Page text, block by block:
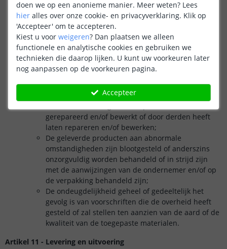
geschiktheid van de producten voor elke individuele
toepassing door de consument, noch voor eventuele
adviezen ten aanzien van het gebruik of de toepassing
van de producten.
De ondernemer is nimmer aansprakelijk voor indirecte
schade en/of gevolgschade door een defect product. De
aansprakelijkheid van de ondernemer gaat nooit verder
dan het bepaalde in deze algemene voorwaarden.
De garantie geldt niet indien:
gerepareerd en/of bewerkt of door derden heeft
laten repareren en/of bewerken;
De geleverde producten aan abnormale
omstandigheden zijn blootgesteld of anderszins
onzorgvuldig worden behandeld of in strijd zijn
met de aanwijzingen van de ondernemer en/of op
de verpakking behandeld zijn;
De ondeugdelijkheid geheel of gedeeltelijk het
gevolg is van voorschriften die de overheid heeft
gesteld of zal stellen ten aanzien van de aard of de
kwaliteit van de toegepaste materialen.
Artikel 11 - Levering en uitvoering
doen we op een anonieme manier. Meer weten? Lees
hier alles over onze cookie- en privacyverklaring. Klik op
'Accepteer' om te accepteren.
Kiest u voor weigeren? Dan plaatsen we alleen
functionele en analytische cookies en gebruiken we
technieken die daarop lijken. U kunt uw voorkeuren later
nog aanpassen op de voorkeuren pagina.
Accepteer